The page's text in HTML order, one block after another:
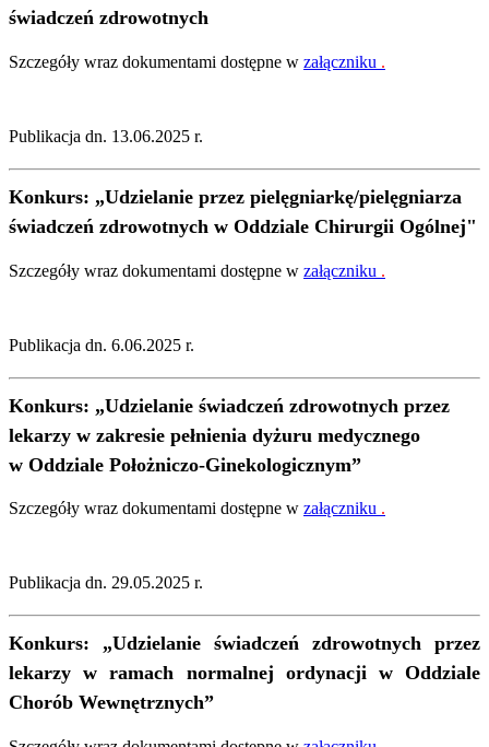
świadczeń zdrowotnych
Szczegóły wraz dokumentami dostępne w załączniku .
Publikacja dn. 13.06.2025 r.
Konkurs: „Udzielanie przez pielęgniarkę/pielęgniarza
świadczeń zdrowotnych w Oddziale Chirurgii Ogólnej"
Szczegóły wraz dokumentami dostępne w załączniku .
Publikacja dn. 6.06.2025 r.
Konkurs: „Udzielanie świadczeń zdrowotnych przez
lekarzy w zakresie pełnienia dyżuru medycznego
w Oddziale Położniczo-Ginekologicznym”
Szczegóły wraz dokumentami dostępne w załączniku .
Publikacja dn. 29.05.2025 r.
Konkurs: „Udzielanie świadczeń zdrowotnych przez
lekarzy w ramach normalnej ordynacji w Oddziale
Chorób Wewnętrznych”